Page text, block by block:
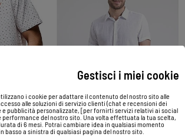
Gestisci i miei cookie
i cookie per adattare il contenuto del nostro sito alle
alle soluzioni di servizio clienti (chat e recensioni dei
pubblicità personalizzate, [per fornirti servizi relativi ai social
performance del nostro sito. Una volta effettuata la tua scelta,
di 6 mesi. Potrai cambiare idea in qualsiasi momento
basso a sinistra di qualsiasi pagina del nostro sito.
-30%